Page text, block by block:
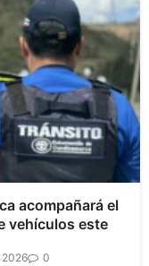
acompañará el
vehículos este
2026 0